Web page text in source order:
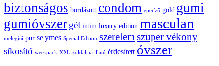
biztonságos bordázott condom eperízű gold gumi
gumióvszer gél intim luxury edition masculan
melegítő pur selymes Special Edition szerelem szuper vékony
síkosító weekpack XXL zöldalma illatú érdesített óvszer